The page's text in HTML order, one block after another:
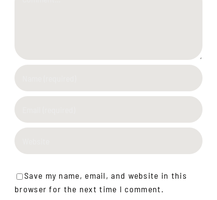
Save my name, email, and website in this
browser for the next time I comment.